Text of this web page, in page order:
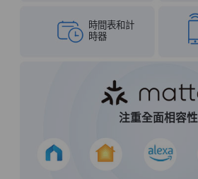
注重全面相容性
時間表和計
時器